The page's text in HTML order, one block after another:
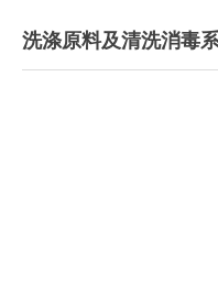
洗涤原料及清洗消毒